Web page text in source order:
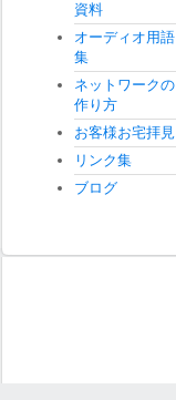
資料
オーディオ用語
集
ネットワークの
作り方
お客様お宅拝見
リンク集
ブログ